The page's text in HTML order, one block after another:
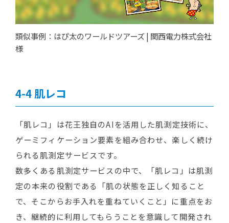
類似事例：はぴ太のワールドツアーズ | 関西電力株式会社
様
肌レコ
「肌レコ」は花王独自のAIを活用した肌測定技術に、
ゲーミフィケーション要素を組み合わせ、楽しく続け
られる肌測定サービスです。
数多くある肌測定サービスの中で、「肌レコ」は肌測
定の本来の役割である「肌の状態を正しく知ること
で、そこからお手入れを重ねていくこと」に重点をお
き、継続的に利用してもらうことを意識して開発され